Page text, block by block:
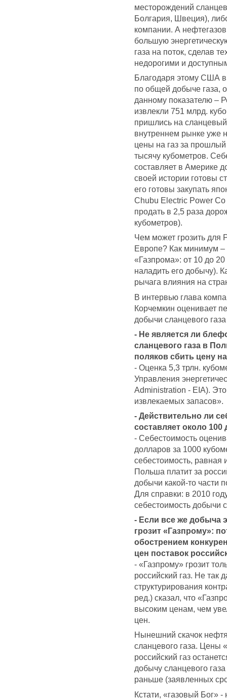
месторождений
Болгария, Швеция),
компании. А
большую
газа на поток, сделав
недорогими и
Благодаря этому США
по общей добыче газа,
данному показателю –
извлекли 751 млрд.
пришлись на
внутреннем рынке уже
цены на газ за
тысячу кубометров.
составляет в Америке
своей истории готовы
его готовы закупать
Chubu Electric Power
продать в 2,5 раза
кубометров).
Чем может грозить для
Европе? Как минимум –
«Газпрома»: от 10 до
наладить его добычу).
рычага влияния на
В интервью глава
Корчемкин оценивает
добычи сланцевого
- Не является ли
сланцевого газа в
поляков сбить цену
- Оценка 5,3 трлн.
Управления
Administration - EIA).
извлекаемых запасов».
- Действительно ли
составляет около
- Себестоимость
долларов за 1000
себестоимость, равная
Польша платит за
добычи какой-то части
Для справки: в 2010
себестоимость добычи
- Если все же добыча
грозит «Газпрому»:
обострением
цен поставок
- «Газпрому» грозит
российский газ. Не так
структурирования
ред.) сказал, что
высоким ценам, чем
цен.
Нынешний скачок
сланцевого газа. Цены
российский газ
добычу сланцевого
раньше (заявленных
Кстати, «газовый Бог»